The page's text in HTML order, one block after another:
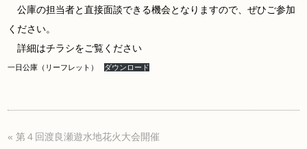
公庫の担当者と直接面談できる機会となりますので、ぜひご参加
ください。
詳細はチラシをご覧ください
一日公庫（リーフレット） ダウンロード
«第４回渡良瀬遊水地花火大会開催